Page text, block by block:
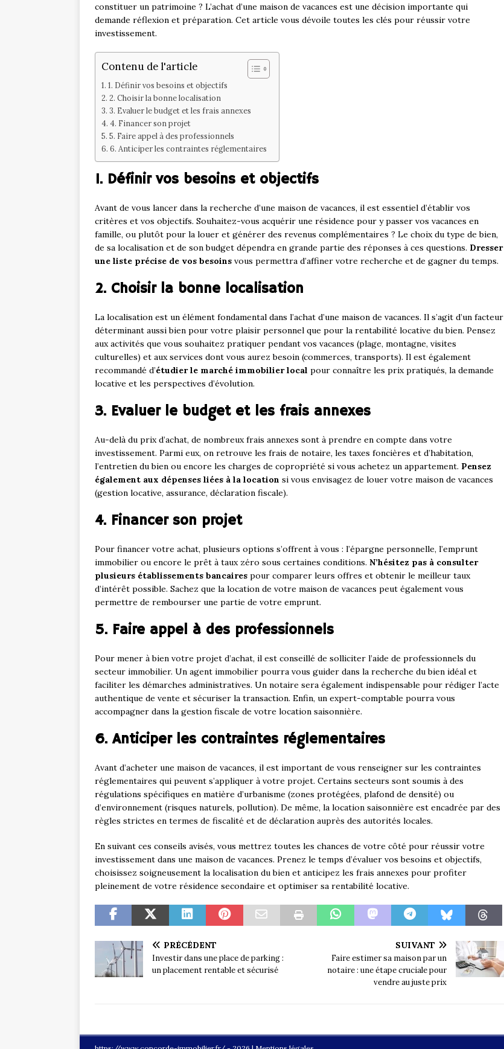
constituer un patrimoine ? L’achat d’une maison de vacances est une décision importante qui
demande réflexion et préparation. Cet article vous dévoile toutes les clés pour réussir votre
investissement.
Contenu de l'article
1. Définir vos besoins et objectifs
2. Choisir la bonne localisation
3. Evaluer le budget et les frais annexes
4. Financer son projet
5. Faire appel à des professionnels
6. Anticiper les contraintes réglementaires
1. Définir vos besoins et objectifs
Avant de vous lancer dans la recherche d’une maison de vacances, il est essentiel d’établir vos
critères et vos objectifs. Souhaitez-vous acquérir une résidence pour y passer vos vacances en
famille, ou plutôt pour la louer et générer des revenus complémentaires ? Le choix du type de bien,
de sa localisation et de son budget dépendra en grande partie des réponses à ces questions. Dresser
une liste précise de vos besoins vous permettra d’affiner votre recherche et de gagner du temps.
2. Choisir la bonne localisation
La localisation est un élément fondamental dans l’achat d’une maison de vacances. Il s’agit d’un facteur
déterminant aussi bien pour votre plaisir personnel que pour la rentabilité locative du bien. Pensez
aux activités que vous souhaitez pratiquer pendant vos vacances (plage, montagne, visites
culturelles) et aux services dont vous aurez besoin (commerces, transports). Il est également
recommandé d’étudier le marché immobilier local pour connaître les prix pratiqués, la demande
locative et les perspectives d’évolution.
3. Evaluer le budget et les frais annexes
Au-delà du prix d’achat, de nombreux frais annexes sont à prendre en compte dans votre
investissement. Parmi eux, on retrouve les frais de notaire, les taxes foncières et d’habitation,
l’entretien du bien ou encore les charges de copropriété si vous achetez un appartement. Pensez
également aux dépenses liées à la location si vous envisagez de louer votre maison de vacances
(gestion locative, assurance, déclaration fiscale).
4. Financer son projet
Pour financer votre achat, plusieurs options s’offrent à vous : l’épargne personnelle, l’emprunt
immobilier ou encore le prêt à taux zéro sous certaines conditions. N’hésitez pas à consulter
plusieurs établissements bancaires pour comparer leurs offres et obtenir le meilleur taux
d’intérêt possible. Sachez que la location de votre maison de vacances peut également vous
permettre de rembourser une partie de votre emprunt.
5. Faire appel à des professionnels
Pour mener à bien votre projet d’achat, il est conseillé de solliciter l’aide de professionnels du
secteur immobilier. Un agent immobilier pourra vous guider dans la recherche du bien idéal et
faciliter les démarches administratives. Un notaire sera également indispensable pour rédiger l’acte
authentique de vente et sécuriser la transaction. Enfin, un expert-comptable pourra vous
accompagner dans la gestion fiscale de votre location saisonnière.
6. Anticiper les contraintes réglementaires
Avant d’acheter une maison de vacances, il est important de vous renseigner sur les contraintes
réglementaires qui peuvent s’appliquer à votre projet. Certains secteurs sont soumis à des
régulations spécifiques en matière d’urbanisme (zones protégées, plafond de densité) ou
d’environnement (risques naturels, pollution). De même, la location saisonnière est encadrée par des
règles strictes en termes de fiscalité et de déclaration auprès des autorités locales.
En suivant ces conseils avisés, vous mettrez toutes les chances de votre côté pour réussir votre
investissement dans une maison de vacances. Prenez le temps d’évaluer vos besoins et objectifs,
choisissez soigneusement la localisation du bien et anticipez les frais annexes pour profiter
pleinement de votre résidence secondaire et optimiser sa rentabilité locative.
PRÉCÉDENT
Investir dans une place de parking :
un placement rentable et sécurisé
SUIVANT
Faire estimer sa maison par un
notaire : une étape cruciale pour
vendre au juste prix